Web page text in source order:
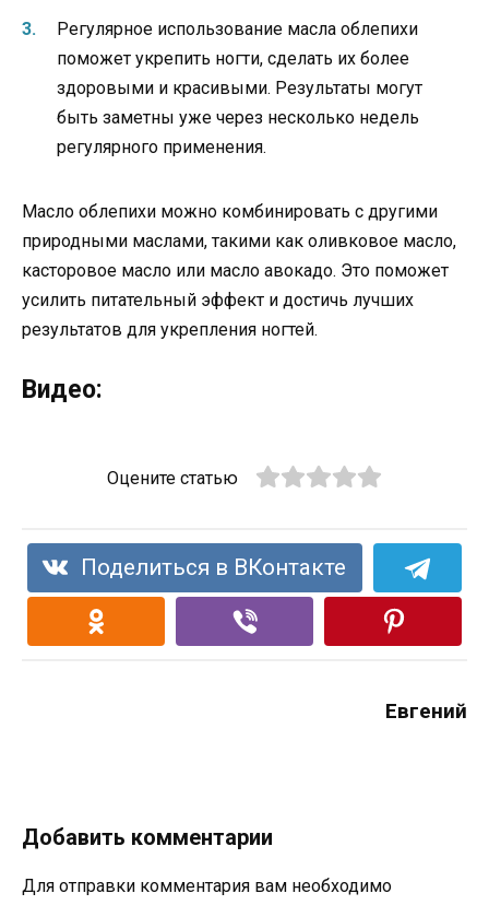
Регулярное использование масла облепихи
поможет укрепить ногти, сделать их более
здоровыми и красивыми. Результаты могут
быть заметны уже через несколько недель
регулярного применения.
Масло облепихи можно комбинировать с другими
природными маслами, такими как оливковое масло,
касторовое масло или масло авокадо. Это поможет
усилить питательный эффект и достичь лучших
результатов для укрепления ногтей.
Видео:
Оцените статью
Поделиться в ВКонтакте
Евгений
Добавить комментарии
Для отправки комментария вам необходимо